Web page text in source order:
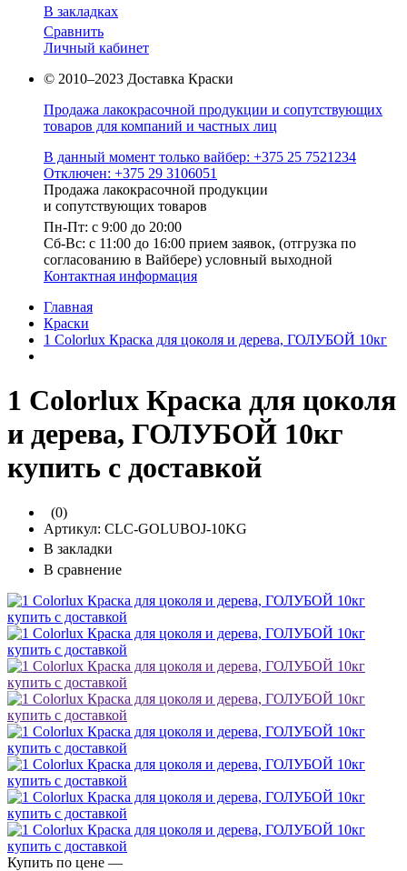
В закладках
Сравнить
Личный кабинет
© 2010–2023 Доставка Краски
Продажа лакокрасочной продукции и сопутствующих
товаров для компаний и частных лиц
В данный момент только вайбер: +375 25 7521234
Отключен: +375 29 3106051
Продажа лакокрасочной продукции
и сопутствующих товаров
Пн-Пт: с 9:00 до 20:00
Cб-Вс: с 11:00 до 16:00 прием заявок, (отгрузка по
согласованию в Вайбере) условный выходной
Контактная информация
Главная
Краски
1 Colorlux Краска для цоколя и дерева, ГОЛУБОЙ 10кг
1 Colorlux Краска для цоколя
и дерева, ГОЛУБОЙ 10кг
купить с доставкой
(0)
Артикул: CLC-GOLUBOJ-10KG
В закладки
В сравнение
Купить по цене —